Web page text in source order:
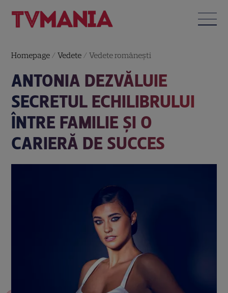
Homepage /Vedete /Vedete româneşti
ANTONIA DEZVĂLUIE
SECRETUL ECHILIBRULUI
ÎNTRE FAMILIE ȘI O
CARIERĂ DE SUCCES